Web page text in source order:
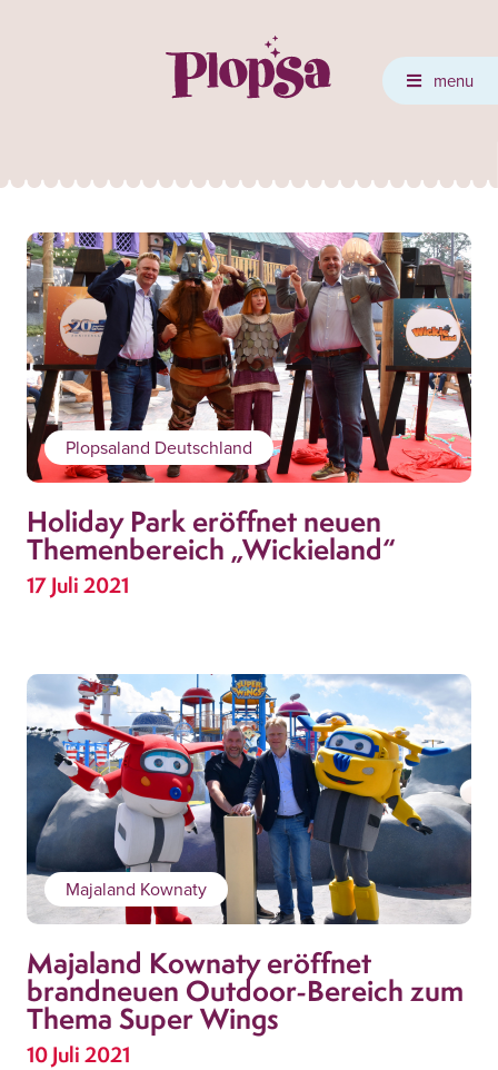
menu
Plopsaland Deutschland
Holiday Park eröffnet neuen
Themenbereich „Wickieland“
17 Juli 2021
Majaland Kownaty
Majaland Kownaty eröffnet
brandneuen Outdoor-Bereich zum
Thema Super Wings
10 Juli 2021